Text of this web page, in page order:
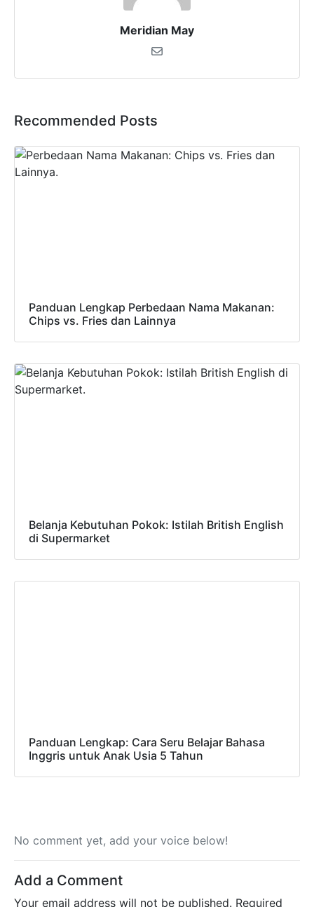
Meridian May
Recommended Posts
Panduan Lengkap Perbedaan Nama Makanan:
Chips vs. Fries dan Lainnya
Belanja Kebutuhan Pokok: Istilah British English
di Supermarket
Panduan Lengkap: Cara Seru Belajar Bahasa
Inggris untuk Anak Usia 5 Tahun
No comment yet, add your voice below!
Add a Comment
Your email address will not be published. Required